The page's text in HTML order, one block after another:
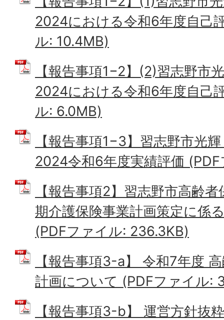
2024における令和6年度自己
ル: 10.4MB)
【報告事項1−2】(2)習志野市
2024における令和6年度自己
ル: 6.0MB)
【報告事項1−3】習志野市光
2024令和6年度実績評価
【報告事項2】習志野市高齢
期介護保険事業計画策定に係
(PDFファイル: 236.3KB)
【報告事項3-a】 令和7年度
計画について (PDFファイル:
【報告事項3-b】 運営方針抜